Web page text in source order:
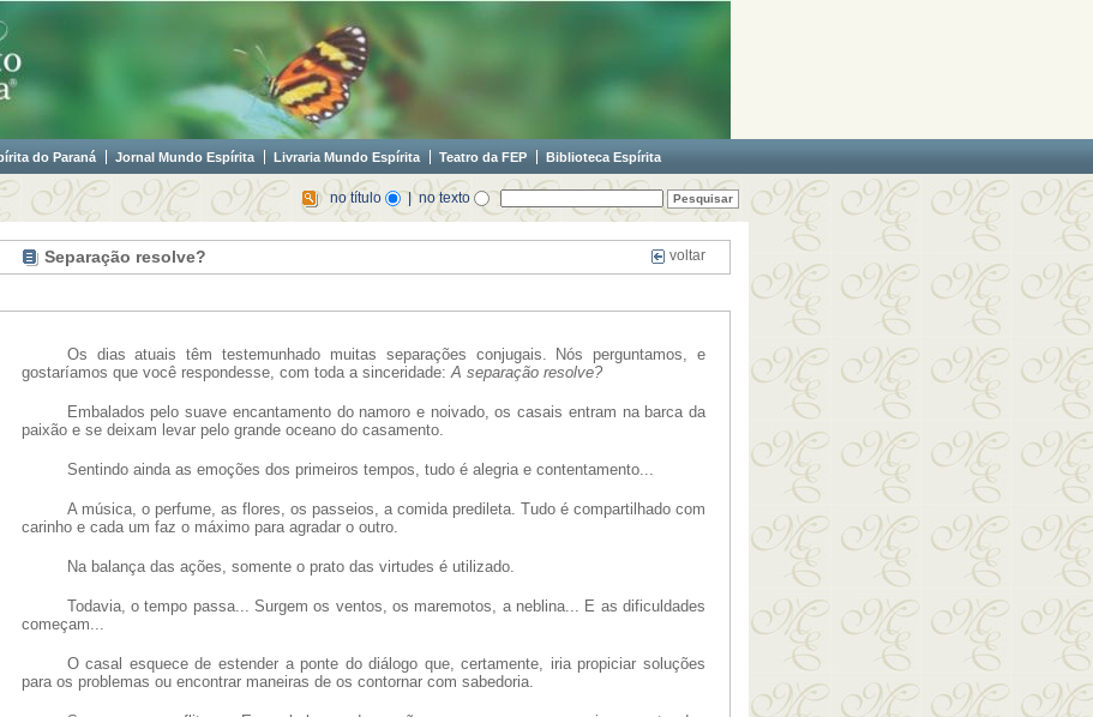
do Paraná Jornal Mundo Espírita Livraria Mundo Espírita Teatro da FEP Biblioteca Espírita
no título | no texto
Separação resolve? voltar
Os dias atuais têm testemunhado muitas separações conjugais. Nós perguntamos, e
gostaríamos que você respondesse, com toda a sinceridade:A separação resolve?
Embalados pelo suave encantamento do namoro e noivado, os casais entram na barca da
paixão e se deixam levar pelo grande oceano do casamento.
Sentindo ainda as emoções dos primeiros tempos, tudo é alegria e contentamento...
A música, o perfume, as flores, os passeios, a comida predileta. Tudo é compartilhado com
carinho e cada um faz o máximo para agradar o outro.
Na balança das ações, somente o prato das virtudes é utilizado.
Todavia, o tempo passa... Surgem os ventos, os maremotos, a neblina... E as dificuldades
começam...
O casal esquece de estender a ponte do diálogo que, certamente, iria propiciar soluções
para os problemas ou encontrar maneiras de os contornar com sabedoria.